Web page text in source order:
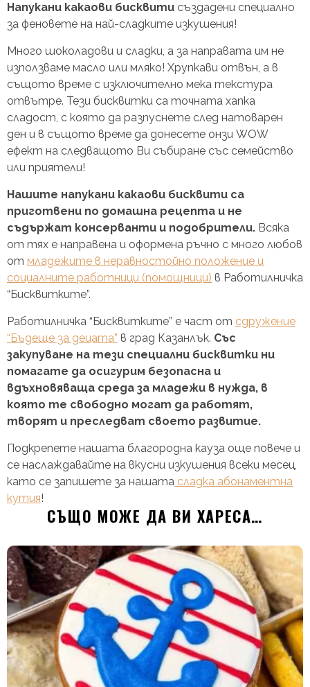
Напукани какаови бисквити създадени специално
за феновете на най-сладките изкушения!
Много шоколадови и сладки, а за направата им не
използваме масло или мляко! Хрупкави отвън, а в
същото време с изключително мека текстура
отвътре. Тези бисквитки са точната хапка
сладост, с която да разпуснете след натоварен
ден и в същото време да донесете онзи WOW
ефект на следващото Ви събиране със семейство
или приятели!
Нашите напукани какаови бисквити са
приготвени по домашна рецепта и не
съдържат консерванти и подобрители. Всяка
от тях е направена и оформена ръчно с много любов
от младежите в неравностойно положение и
социалните работници (помощници) в Работилничка
“Бисквитките”.
Работилничка “Бисквитките” е част от сдружение
“Бъдеще за децата” в град Казанлък. Със
закупуване на тези специални бисквитки ни
помагате да осигурим безопасна и
вдъхновяваща среда за младежи в нужда, в
която те свободно могат да работят,
творят и преследват своето развитие.
Подкрепете нашата благородна кауза още повече и
се наслаждавайте на вкусни изкушения всеки месец,
като се запишете за нашата сладка абонаментна
кутия!
СЪЩО МОЖЕ ДА ВИ ХАРЕСА…